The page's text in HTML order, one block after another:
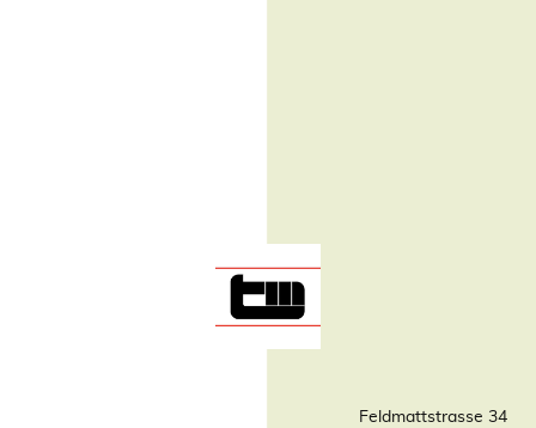
Feldmattstrasse 34